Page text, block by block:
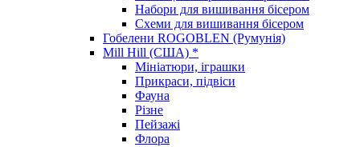
Набори для вишивання бісером
Схеми для вишивання бісером
Гобелени ROGOBLEN (Румунія)
Mill Hill (США) *
Мініатюри, іграшки
Прикраси, підвіси
Фауна
Різне
Пейзажі
Флора